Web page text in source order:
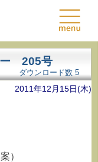
ー 205号
ダウンロード数 5
2011年12月15日(木)
）